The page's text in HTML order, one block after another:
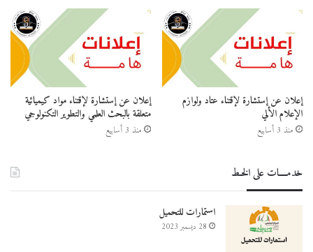
إعلان عن إستشارة لإقتناء عتاد ولوازم
الإعلام الألي
منذ 3 أسابيع
إعلان عن إستشارة لإقتناء مواد كيميائية
متعلقة بالبحث العلمي والتطوير التكنولوجي
منذ 3 أسابيع
خدمــــات على الخـط
استمارات للتحميل
28 ديسمبر 2023